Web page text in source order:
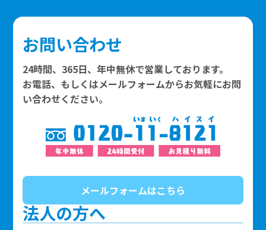
お問い合わせ
24時間、365日、年中無休で営業しております。
お電話、もしくはメールフォームからお気軽にお問
い合わせください。
メールフォームはこちら
法人の方へ